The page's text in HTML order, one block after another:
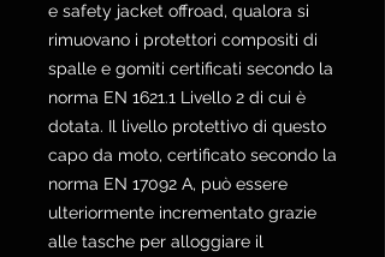
e safety jacket offroad, qualora si
rimuovano i protettori compositi di
spalle e gomiti certificati secondo la
norma EN 1621.1 Livello 2 di cui è
dotata. Il livello protettivo di questo
capo da moto, certificato secondo la
norma EN 17092 A, può essere
ulteriormente incrementato grazie
alle tasche per alloggiare il